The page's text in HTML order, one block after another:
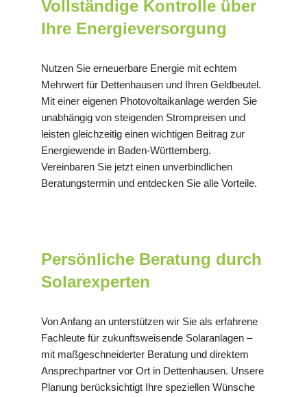
Vollständige Kontrolle über
Ihre Energieversorgung
Nutzen Sie erneuerbare Energie mit echtem
Mehrwert für Dettenhausen und Ihren Geldbeutel.
Mit einer eigenen Photovoltaikanlage werden Sie
unabhängig von steigenden Strompreisen und
leisten gleichzeitig einen wichtigen Beitrag zur
Energiewende in Baden-Württemberg.
Vereinbaren Sie jetzt einen unverbindlichen
Beratungstermin und entdecken Sie alle Vorteile.
Persönliche Beratung durch
Solarexperten
Von Anfang an unterstützen wir Sie als erfahrene
Fachleute für zukunftsweisende Solaranlagen –
mit maßgeschneiderter Beratung und direktem
Ansprechpartner vor Ort in Dettenhausen. Unsere
Planung berücksichtigt Ihre speziellen Wünsche